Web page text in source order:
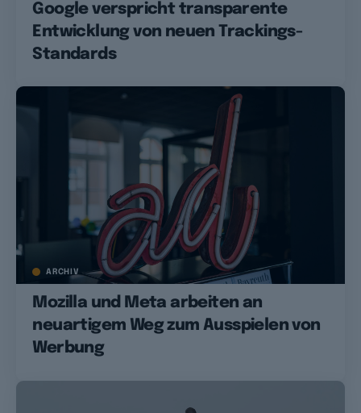
Google verspricht transparente
Entwicklung von neuen Trackings-
Standards
ARCHIV
Mozilla und Meta arbeiten an
neuartigem Weg zum Ausspielen von
Werbung